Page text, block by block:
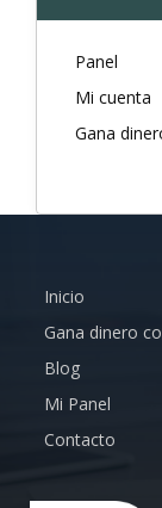
Panel
Mi cuenta
Gana
Inicio
Gana dinero
Blog
Mi Panel
Contacto